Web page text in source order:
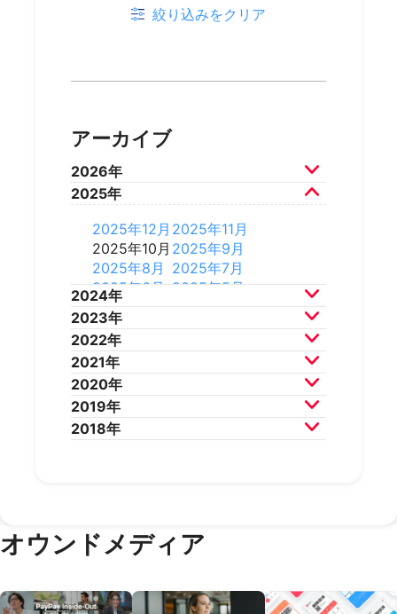
絞り込みをクリア
アーカイブ
2026年
2026年7月 2026年6月
2026年5月 2026年4月
2026年3月 2026年2月
2025年
2025年12月 2025年11月
2025年10月 2025年9月
2025年8月 2025年7月
2025年6月 2025年5月
2025年4月 2025年3月
2025年2月 2025年1月
2024年
2024年12月2024年11月
2024年10月2024年9月
2024年8月 2024年7月
2024年6月
2024年4月
2024年2月
2023年
2023年12月2023年11月
2023年10月2023年9月
2023年8月 2023年7月
2023年6月
2023年4月
2022年
2022年12月2022年11月
2022年10月2022年9月
2022年8月 2022年7月
2022年6月
2021年
2021年12月2021年11月
2021年10月2021年9月
2021年8月 2021年7月
2020年
2020年12月2020年11月
2020年10月2020年9月
2019年
2019年12月2019年11月
2019年2月
2019年1月
2018年
オウンドメディア